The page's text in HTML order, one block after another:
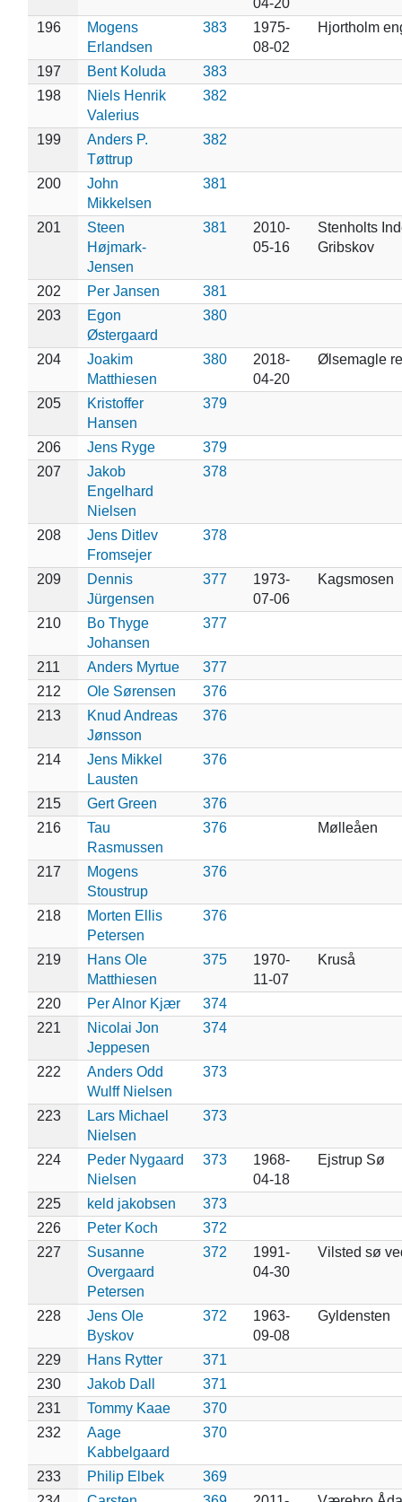
196
Mogens
Erlandsen
383
1975-
08-02
Hjortholm
197 Bent Koluda
383
198
Niels Henrik
Valerius
382
199
Anders P.
Tøttrup
382
200
John
Mikkelsen
381
201
Steen
Højmark-
Jensen
381
2010-
05-16
Stenholts
Gribskov
202 Per Jansen
381
203
Egon
Østergaard
380
204
Joakim
Matthiesen
380
2018-
04-20
Ølsemagle
205
Kristoffer
Hansen
379
206 Jens Ryge
379
207
Jakob
Engelhard
Nielsen
378
208
Jens Ditlev
Fromsejer
378
209
Dennis
Jürgensen
377
1973-
07-06
Kagsmosen
210
Bo Thyge
Johansen
377
211 Anders Myrtue
377
212
Ole Sørensen
376
213
Knud Andreas
Jønsson
376
214
Jens Mikkel
Lausten
376
215 Gert Green
376
216
Tau
Rasmussen
376 Mølleåen
217
Mogens
Stoustrup
376
218
Morten Ellis
Petersen
376
219
Hans Ole
Matthiesen
375
1970-
11-07
Kruså
220 Per Alnor Kjær
374
221
Nicolai Jon
Jeppesen
374
222
Anders Odd
Wulff Nielsen
373
223
Lars Michael
Nielsen
373
224
Peder Nygaard
Nielsen
373
1968-
04-18
Ejstrup Sø
225 keld jakobsen
373
226
Peter Koch
372
227
Susanne
Overgaard
Petersen
372
1991-
04-30
Vilsted sø
228
Jens Ole
Byskov
372
1963-
09-08
Gyldensten
229 Hans Rytter
371
230
Jakob Dall
371
231
Tommy Kaae
370
232
Aage
Kabbelgaard
370
233 Philip Elbek
369